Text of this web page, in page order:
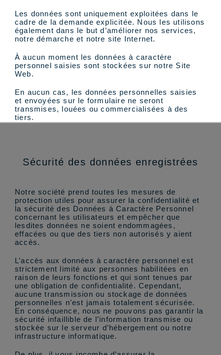
Les données sont uniquement exploitées dans le
cadre de la demande explicitée. Nous les utilisons
également dans le but d’améliorer nos services,
notre démarche et notre site Internet.
À aucun moment les données à caractère
personnel saisies sont stockées sur notre Site
Web.
En aucun cas, les données personnelles saisies
et envoyées sur le formulaire ne seront
transmises, louées ou commercialisées à des
tiers.
Sécurité des données enregistrées
Notre société prend toutes les mesures de
protection utiles pour assurer la confidentialité et
la sécurité des Données à Caractère Personnel
concernant les utilisateurs et empêcher que
lesdites données ne soient endommagées,
effacées ou que des tiers non autorisés y aient
accès.
L’accès aux données à caractère personnel est
strictement limité aux personnes habilitées en
raison de leurs fonctions et qui sont tenues par
une obligation de confidentialité. Cependant,
aucune transmission ou stockage de données
personnelles n’est jamais totalement sécurisée.
En conséquence, nous ne pouvons pas garantir la
sécurité infaillible de l’information transmise ou
stockée sur le serveur d’hébergement ou notre
infrastructure informatique.